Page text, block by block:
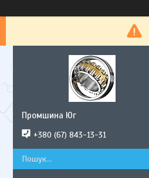
Промшина Юг
+380 (67) 843-13-31